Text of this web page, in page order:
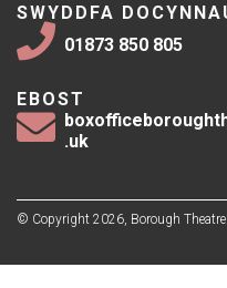
SWYDDFA
01873 850 805
EBOST
.uk
© Copyright 2026, Borough